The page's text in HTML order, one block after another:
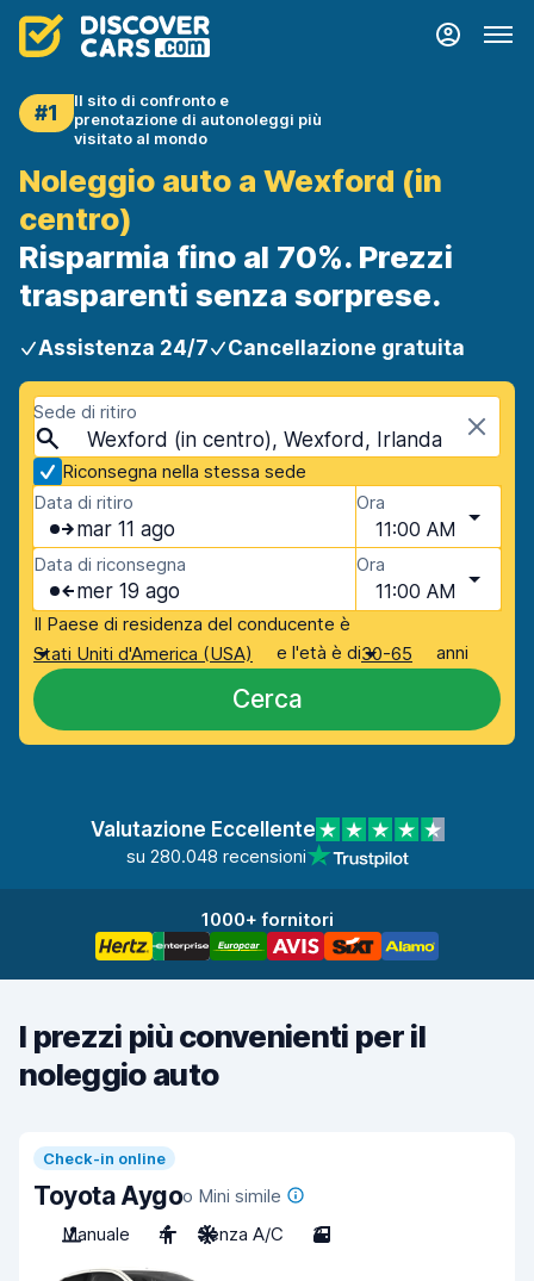
#1
Il sito di confronto e
prenotazione di autonoleggi più
visitato al mondo
Noleggio auto a Wexford (in
centro)
Risparmia fino al 70%. Prezzi
trasparenti senza sorprese.
Assistenza 24/7 Cancellazione gratuita
Sede di ritiro
Wexford (in centro), Wexford, Irlanda
Riconsegna nella stessa sede
Data di ritiro
mar 11 ago
Ora
11:00 AM
Data di riconsegna
mer 19 ago
Ora
11:00 AM
Il Paese di residenza del conducente è
Stati Uniti d'America (USA)
e l'età è di30-65 anni
Cerca
Valutazione Eccellente
su 280.048 recensioni
1000+ fornitori
I prezzi più convenienti per il
noleggio auto
Check-in online
Toyota Aygoo Mini simile
Manuale
4 Senza A/C 3